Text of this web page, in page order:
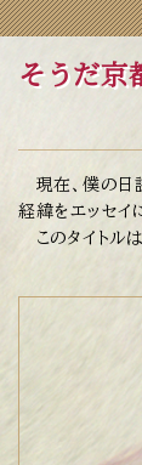
そうだ京
現在、僕の日
経緯をエッセイ
このタイトル